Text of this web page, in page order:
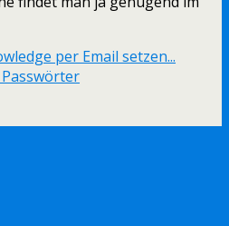
per Email setzen...